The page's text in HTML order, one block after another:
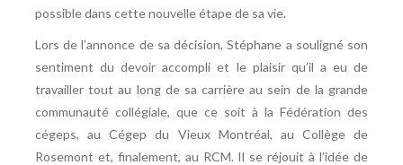
possible dans cette nouvelle étape de sa vie.
Lors de l’annonce de sa décision, Stéphane a souligné son
sentiment du devoir accompli et le plaisir qu’il a eu de
travailler tout au long de sa carrière au sein de la grande
communauté collégiale, que ce soit à la Fédération des
cégeps, au Cégep du Vieux Montréal, au Collège de
Rosemont et, finalement, au RCM. Il se réjouit à l’idée de